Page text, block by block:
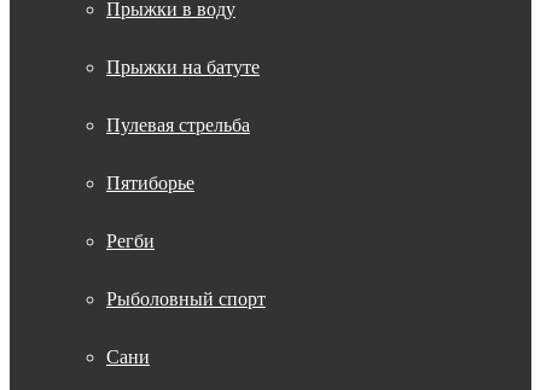
Прыжки в воду
Прыжки на батуте
Пулевая стрельба
Пятиборье
Регби
Рыболовный спорт
Сани